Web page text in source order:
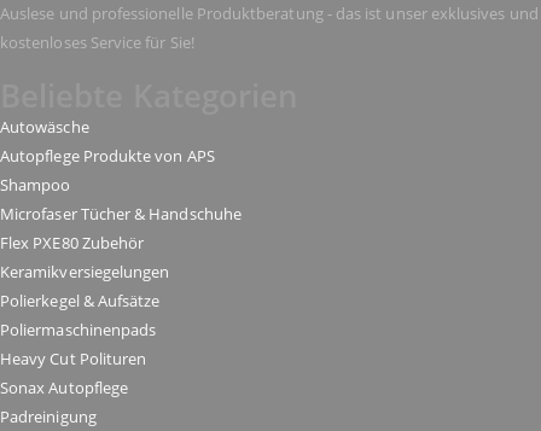
Auslese und professionelle Produktberatung - das ist unser exklusives und
kostenloses Service für Sie!
Autowäsche
Autopflege Produkte von APS
Shampoo
Microfaser Tücher & Handschuhe
Flex PXE80 Zubehör
Keramikversiegelungen
Polierkegel & Aufsätze
Poliermaschinenpads
Heavy Cut Polituren
Sonax Autopflege
Padreinigung